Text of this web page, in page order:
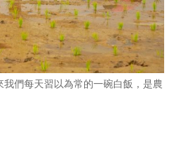
們每天習以為常的一碗白飯，是農